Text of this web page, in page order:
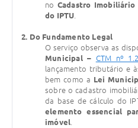
Carta de Serviços
Arquivos para Download
Galeria de Vídeos
Contas Públicas
Legislação
no Cadastro
do IPTU
2. Do Fundamento Legal
O serviço observa as
Municipal – CTM nº
lançamento tributário e
bem como a Lei
sobre o cadastro
da base de cálculo do
elemento essencial
imóvel